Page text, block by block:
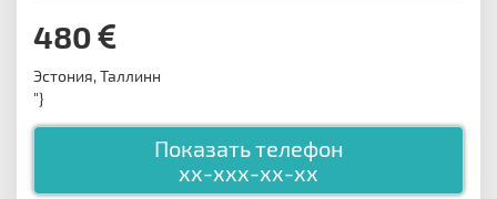
480
Эстония, Таллинн
"}
Показать телефон
xx-xxx-xx-xx